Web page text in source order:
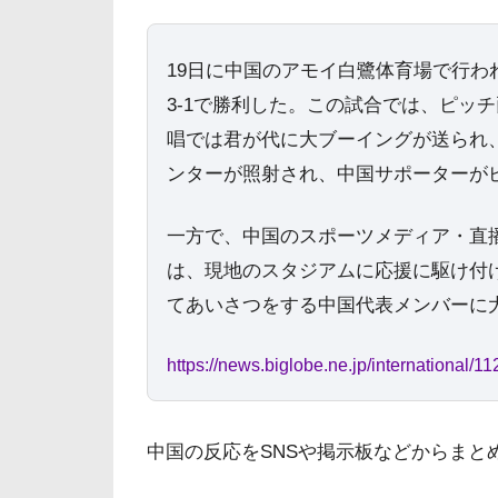
19日に中国のアモイ白鷺体育場で行
3-1で勝利した。この試合では、ピッ
唱では君が代に大ブーイングが送ら
ンターが照射され、中国サポーター
一方で、中国のスポーツメディア・
は、現地のスタジアムに応援に駆け
てあいさつをする中国代表メンバー
https://news.biglobe.ne.jp/international/
中国の反応をSNSや掲示板などからまと